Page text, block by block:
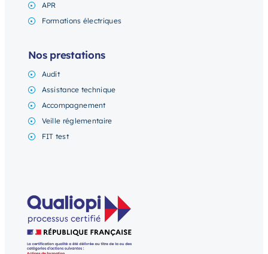
APR
Formations électriques
Nos prestations
Audit
Assistance technique
Accompagnement
Veille réglementaire
FIT test